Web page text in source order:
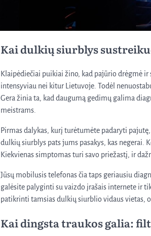
Kai dulkių siurblys
Klaipėdiečiai puikiai žino, kad pajūrio drėgmė
intensyviau nei kitur Lietuvoje. Todėl
Gera žinia ta, kad daugumą gedimų galima
meistrams.
Pirmas dalykas, kurį turėtumėte padaryti
dulkių siurblys pats jums pasakys, kas negerai.
Kiekvienas simptomas turi savo priežastį, ir
Jūsų mobilusis telefonas čia taps geriausiu
galėsite palyginti su vaizdo įrašais internete ir
patikrinti tamsias dulkių siurblio vidaus vietas,
Kai dingsta traukos galia: